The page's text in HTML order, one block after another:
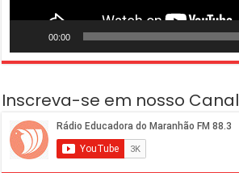
00:00
Inscreva-se em nosso Canal